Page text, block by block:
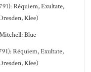
Réquiem, Exultate,
Klee)
Blue
Réquiem, Exultate,
Klee)